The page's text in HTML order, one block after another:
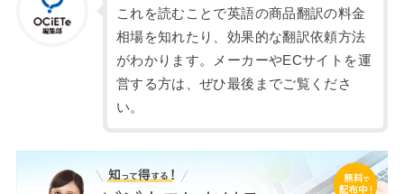
これを読むことで英語の商品翻訳の料金
相場を知れたり、効果的な翻訳依頼方法
がわかります。メーカーやECサイトを運
営する方は、ぜひ最後までご覧くださ
い。